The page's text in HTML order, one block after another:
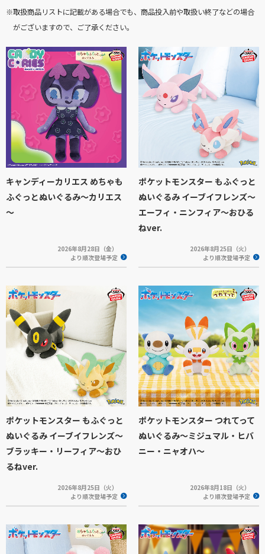
※取扱商品リストに記載がある場合でも、商品投入前や取扱い終了などの場合
がございますので、ご了承ください。
キャンディーカリエス めちゃも
ふぐっとぬいぐるみ～カリエス
～
2026年8月28日（金）
より順次登場予定
ポケットモンスター もふぐっと
ぬいぐるみ イーブイフレンズ～
エーフィ・ニンフィア～おひる
ねver.
2026年8月25日（火）
より順次登場予定
ポケットモンスター もふぐっと
ぬいぐるみ イーブイフレンズ～
ブラッキー・リーフィア～おひ
るねver.
2026年8月25日（火）
より順次登場予定
ポケットモンスター つれてって
ぬいぐるみ～ミジュマル・ヒバ
ニー・ニャオハ～
2026年8月18日（火）
より順次登場予定